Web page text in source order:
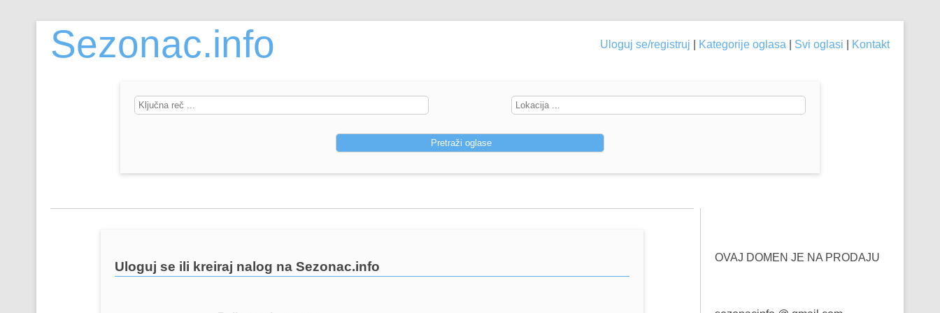
Sezonac.info Uloguj se/registruj Kategorije oglasa Svi oglasi Kontakt
Uloguj se ili kreiraj nalog na Sezonac.info
OVAJ DOMEN JE NA PRODAJU